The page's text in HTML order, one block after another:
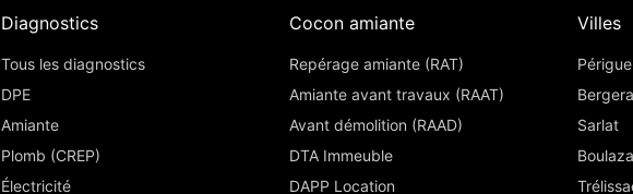
Diagnostics
Tous les diagnostics
DPE
Amiante
Plomb (CREP)
Électricité
Cocon amiante
Repérage amiante (RAT)
Amiante avant travaux (RAAT)
Avant démolition (RAAD)
DTA Immeuble
DAPP Location
Villes
Sarlat